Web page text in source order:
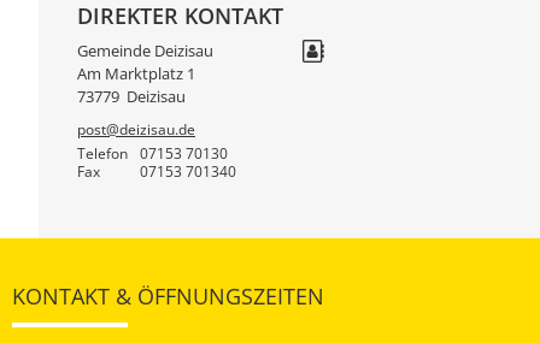
DIREKTER KONTAKT
Gemeinde Deizisau
Am Marktplatz 1
73779 Deizisau
post@deizisau.de
Telefon
07153 70130
Fax 07153 701340
KONTAKT & ÖFFNUNGSZEITEN